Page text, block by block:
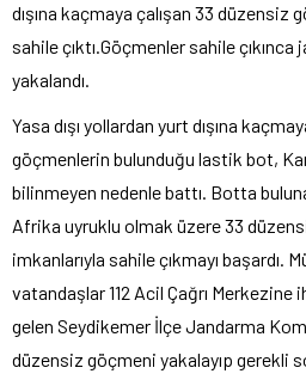
dışına kaçmaya çalışan 33 düzensiz
sahile çıktı.Göçmenler sahile
yakalandı.
Yasa dışı yollardan yurt dışına
göçmenlerin bulunduğu lastik bot,
bilinmeyen nedenle battı. Botta
Afrika uyruklu olmak üzere 33
imkanlarıyla sahile çıkmayı başardı.
vatandaşlar 112 Acil Çağrı Merkezine
gelen Seydikemer İlçe Jandarma
düzensiz göçmeni yakalayıp gerekli